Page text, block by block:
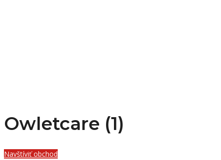
Owletcare (1)
Navštíviť obchod